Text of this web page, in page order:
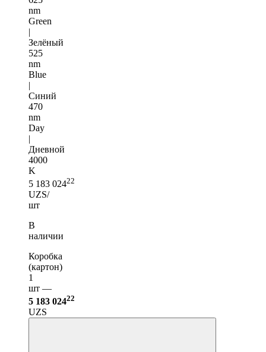
nm
Green
|
Зелёный
525
nm
Blue
|
Синий
470
nm
Day
|
Дневной
4000
K
5 183 02422
UZS/
шт
В
наличии
Коробка
(картон)
1
шт —
5 183 02422
UZS